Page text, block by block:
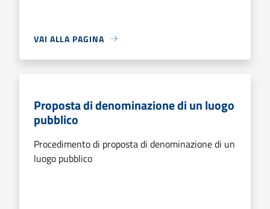
VAI ALLA PAGINA
Proposta di denominazione di un luogo
pubblico
Procedimento di proposta di denominazione di un
luogo pubblico